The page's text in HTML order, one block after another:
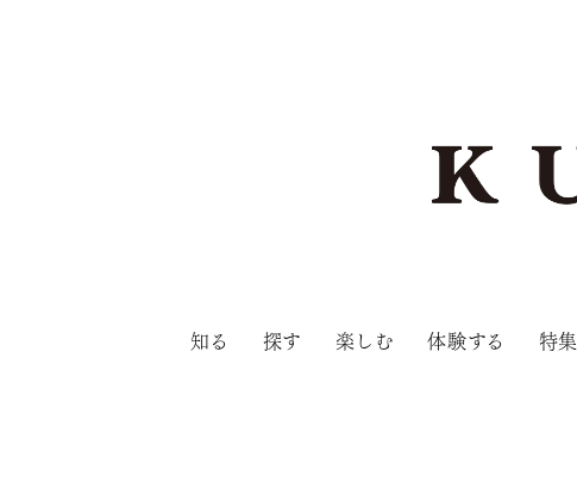
知る 探す 楽しむ 体験する 特集